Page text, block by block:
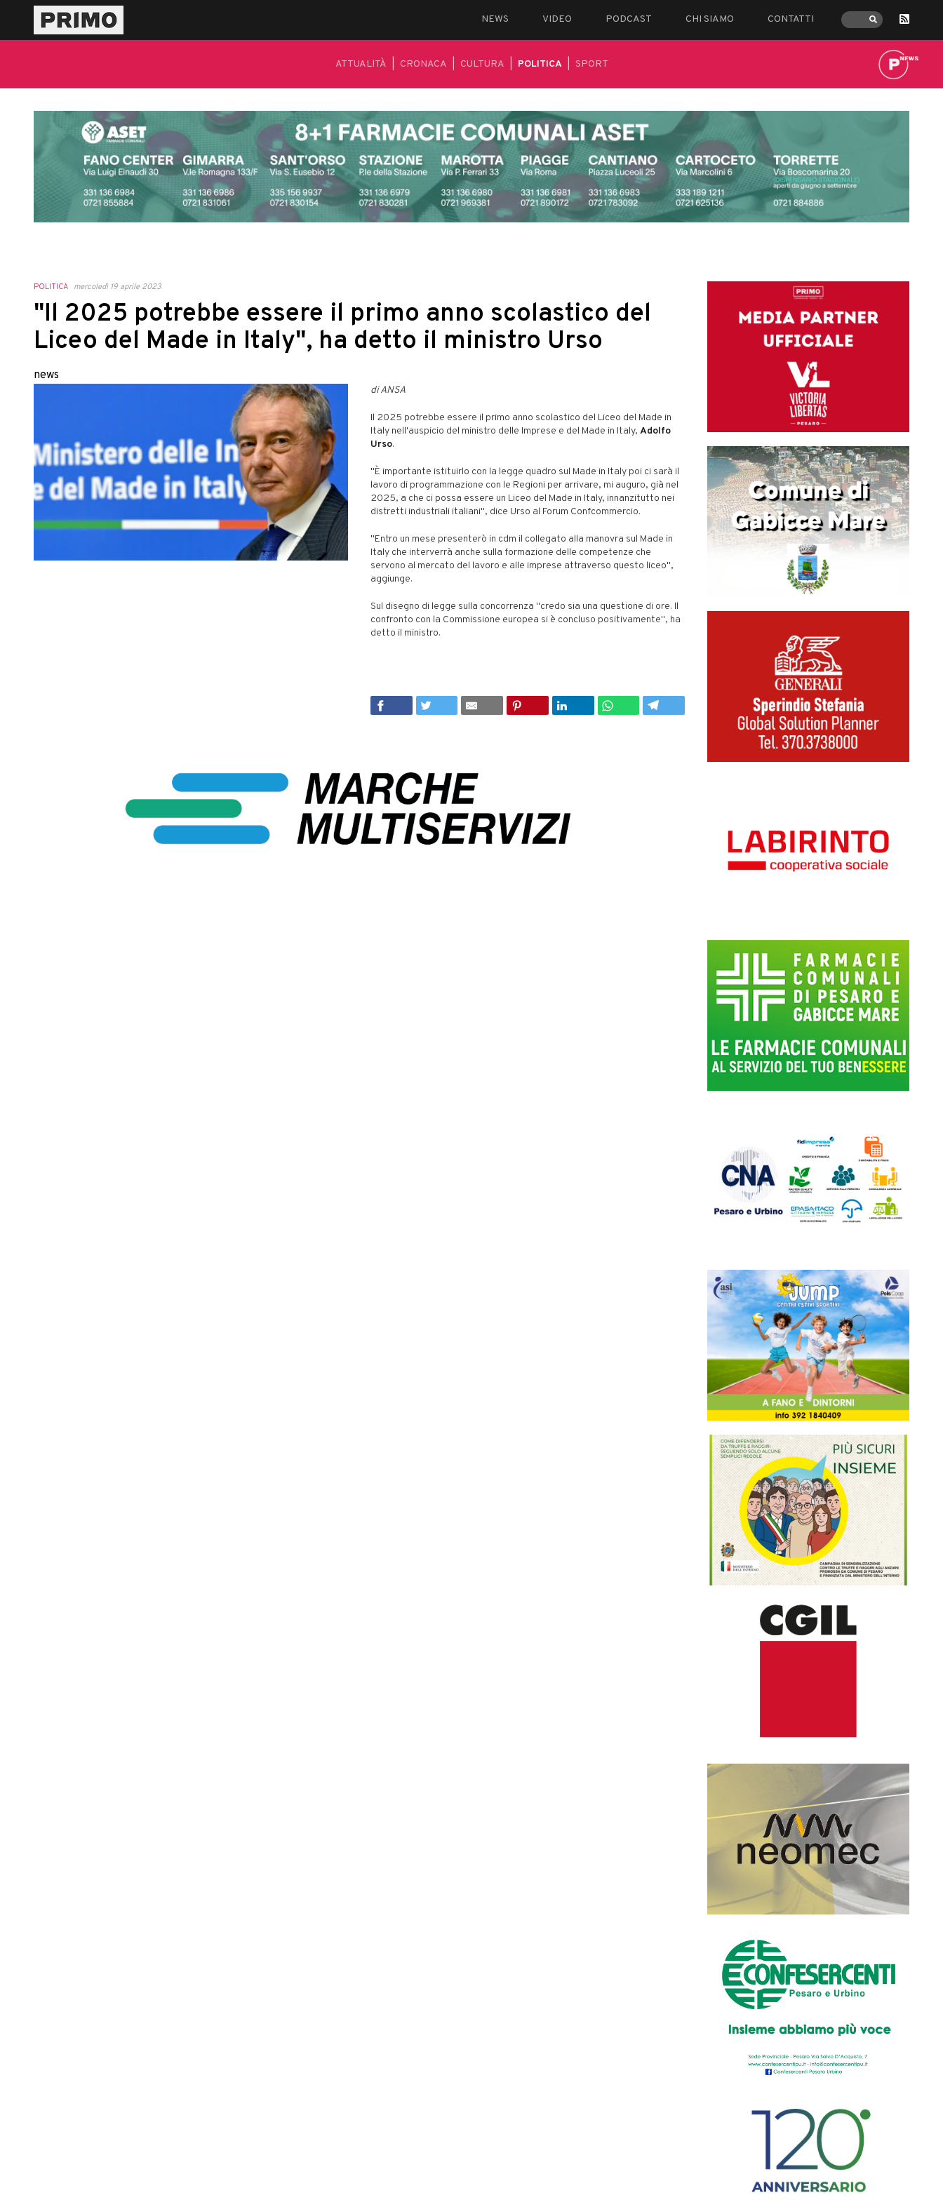
NEWS VIDEO PODCAST CHI SIAMO CONTATTI
ATTUALITÀ CRONACA CULTURA POLITICA SPORT
POLITICA mercoledì 19 aprile 2023
"Il 2025 potrebbe essere il primo anno scolastico del
Liceo del Made in Italy", ha detto il ministro Urso
news
di ANSA
Il 2025 potrebbe essere il primo anno scolastico del Liceo del Made in
Italy nell'auspicio del ministro delle Imprese e del Made in Italy, Adolfo
Urso.
"È importante istituirlo con la legge quadro sul Made in Italy poi ci sarà il
lavoro di programmazione con le Regioni per arrivare, mi auguro, già nel
2025, a che ci possa essere un Liceo del Made in Italy, innanzitutto nei
distretti industriali italiani", dice Urso al Forum Confcommercio.
"Entro un mese presenterò in cdm il collegato alla manovra sul Made in
Italy che interverrà anche sulla formazione delle competenze che
servono al mercato del lavoro e alle imprese attraverso questo liceo",
aggiunge.
Sul disegno di legge sulla concorrenza "credo sia una questione di ore. Il
confronto con la Commissione europea si è concluso positivamente", ha
detto il ministro.